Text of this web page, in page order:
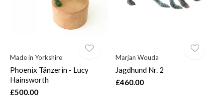
Made in Yorkshire
Phoenix Tänzerin - Lucy
Hainsworth
£500.00
Marjan Wouda
Jagdhund Nr. 2
£460.00